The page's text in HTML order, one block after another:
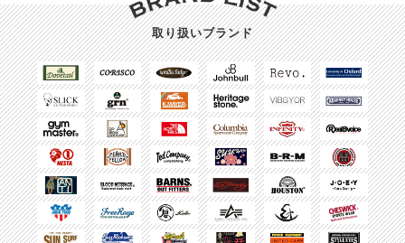
取り扱いブランド